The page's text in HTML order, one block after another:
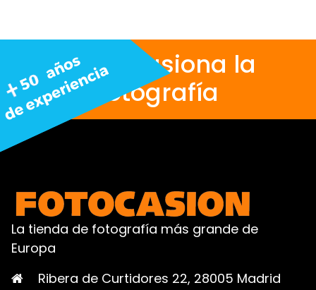
Nos apasiona la
fotografía
La tienda de fotografía más grande de
Europa
Ribera de Curtidores 22, 28005 Madrid